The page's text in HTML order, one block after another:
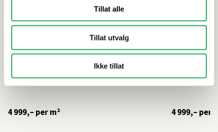
Tillat alle
Tillat utvalg
Ikke tillat
4 999,– per m² 4 999,– per